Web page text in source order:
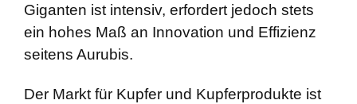
Giganten ist intensiv, erfordert jedoch stets
ein hohes Maß an Innovation und Effizienz
seitens Aurubis.
Der Markt für Kupfer und Kupferprodukte ist